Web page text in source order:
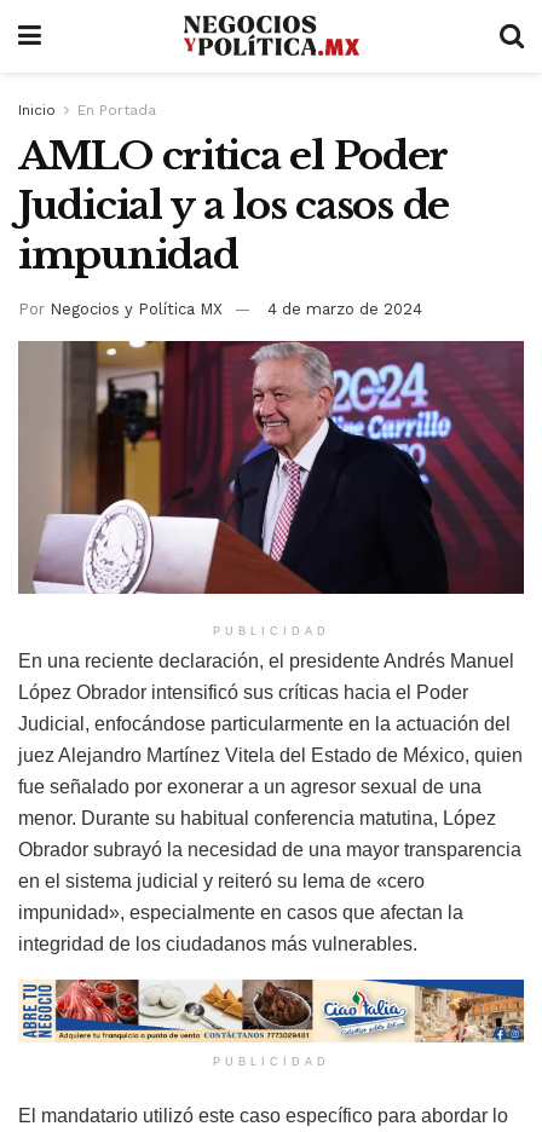
Inicio En Portada
AMLO critica el Poder
Judicial y a los casos de
impunidad
Por Negocios y Política MX 4 de marzo de 2024
PUBLICIDAD
En una reciente declaración, el presidente Andrés Manuel
López Obrador intensificó sus críticas hacia el Poder
Judicial, enfocándose particularmente en la actuación del
juez Alejandro Martínez Vitela del Estado de México, quien
fue señalado por exonerar a un agresor sexual de una
menor. Durante su habitual conferencia matutina, López
Obrador subrayó la necesidad de una mayor transparencia
en el sistema judicial y reiteró su lema de «cero
impunidad», especialmente en casos que afectan la
integridad de los ciudadanos más vulnerables.
PUBLICIDAD
El mandatario utilizó este caso específico para abordar lo